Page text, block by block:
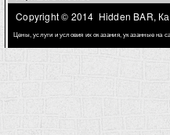
Copyright © 2014 Hidden BAR,
Цены, услуги и условия их оказания, указанные на